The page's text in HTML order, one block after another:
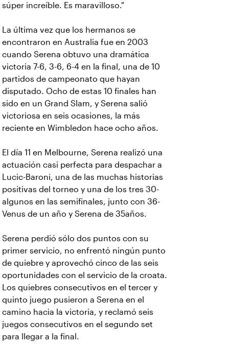
súper increíble. Es maravilloso."
La última vez que los hermanos se
encontraron en Australia fue en 2003
cuando Serena obtuvo una dramática
victoria 7-6, 3-6, 6-4 en la final, una de 10
partidos de campeonato que hayan
disputado. Ocho de estas 10 finales han
sido en un Grand Slam, y Serena salió
victoriosa en seis ocasiones, la más
reciente en Wimbledon hace ocho años.
El día 11 en Melbourne, Serena realizó una
actuación casi perfecta para despachar a
Lucic-Baroni, una de las muchas historias
positivas del torneo y una de los tres 30-
algunos en las semifinales, junto con 36-
Venus de un año y Serena de 35años.
Serena perdió sólo dos puntos con su
primer servicio, no enfrentó ningún punto
de quiebre y aprovechó cinco de las seis
oportunidades con el servicio de la croata.
Los quiebres consecutivos en el tercer y
quinto juego pusieron a Serena en el
camino hacia la victoria, y reclamó seis
juegos consecutivos en el segundo set
para llegar a la final.